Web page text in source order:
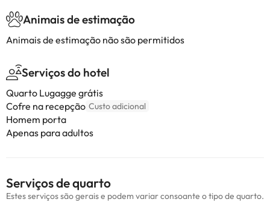
Animais de estimação
Animais de estimação não são permitidos
Serviços do hotel
Quarto Lugagge grátis
Cofre na recepção Custo adicional
Homem porta
Apenas para adultos
Serviços de quarto
Estes serviços são gerais e podem variar consoante o tipo de quarto.